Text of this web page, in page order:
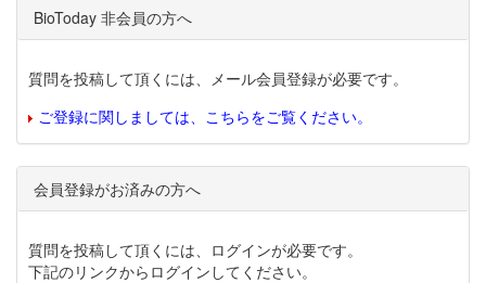
BioToday 非会員の方へ
質問を投稿して頂くには、メール会員登録が必要です。
ご登録に関しましては、こちらをご覧ください。
会員登録がお済みの方へ
質問を投稿して頂くには、ログインが必要です。
下記のリンクからログインしてください。